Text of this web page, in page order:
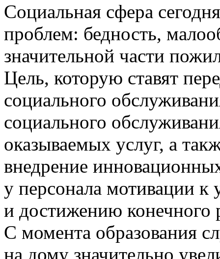
Социальная сфера
проблем: бедность,
значительной части
Цель, которую ставят
социального
социального
оказываемых услуг, а
внедрение
у персонала мотивации к
и достижению конечного
С момента образования
на дому значительно